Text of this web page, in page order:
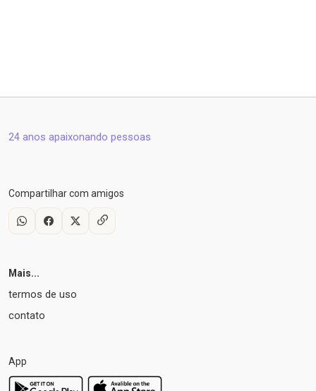
24 anos apaixonando pessoas
Compartilhar com amigos
Mais...
termos de uso
contato
App